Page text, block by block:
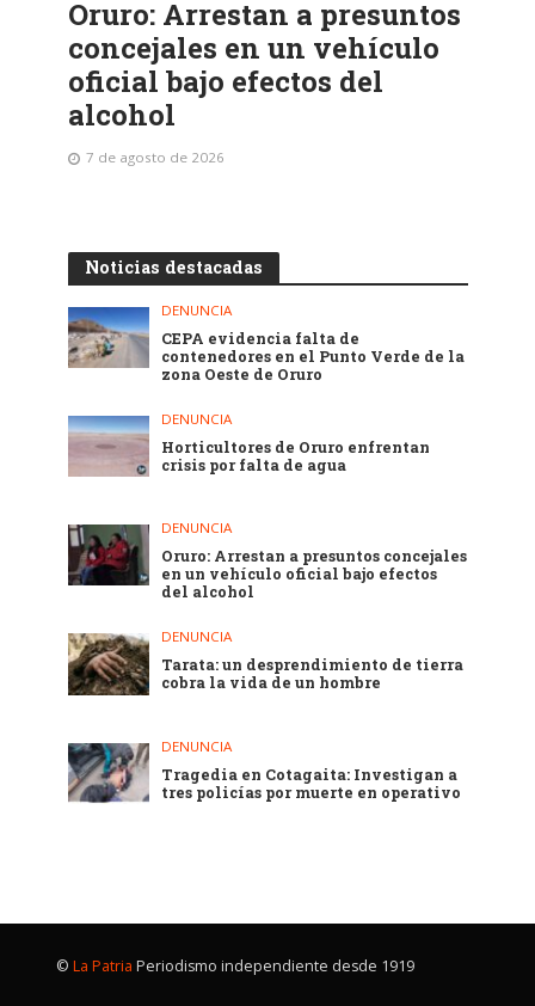
Oruro: Arrestan a presuntos
concejales en un vehículo
oficial bajo efectos del
alcohol
7 de agosto de 2026
Noticias destacadas
DENUNCIA
CEPA evidencia falta de
contenedores en el Punto Verde de la
zona Oeste de Oruro
DENUNCIA
Horticultores de Oruro enfrentan
crisis por falta de agua
DENUNCIA
Oruro: Arrestan a presuntos concejales
en un vehículo oficial bajo efectos
del alcohol
DENUNCIA
Tarata: un desprendimiento de tierra
cobra la vida de un hombre
DENUNCIA
Tragedia en Cotagaita: Investigan a
tres policías por muerte en operativo
© La Patria Periodismo independiente desde 1919